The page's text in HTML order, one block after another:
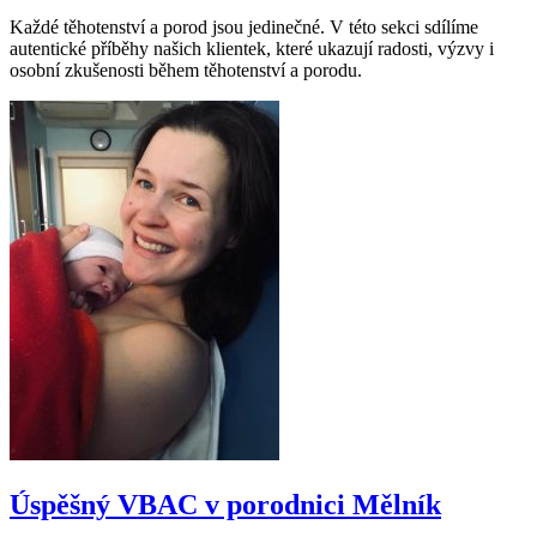
Každé těhotenství a porod jsou jedinečné. V této sekci sdílíme
autentické příběhy našich klientek, které ukazují radosti, výzvy i
osobní zkušenosti během těhotenství a porodu.
Úspěšný VBAC v porodnici Mělník